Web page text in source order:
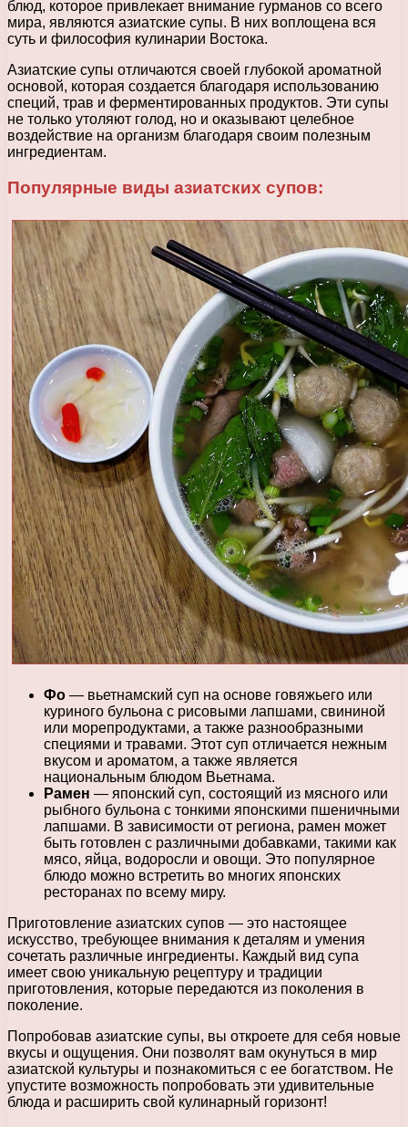
блюд, которое привлекает внимание гурманов со всего
мира, являются азиатские супы. В них воплощена вся
суть и философия кулинарии Востока.
Азиатские супы отличаются своей глубокой ароматной
основой, которая создается благодаря использованию
специй, трав и ферментированных продуктов. Эти супы
не только утоляют голод, но и оказывают целебное
воздействие на организм благодаря своим полезным
ингредиентам.
Популярные виды азиатских супов:
Фо — вьетнамский суп на основе говяжьего или
куриного бульона с рисовыми лапшами, свининой
или морепродуктами, а также разнообразными
специями и травами. Этот суп отличается нежным
вкусом и ароматом, а также является
национальным блюдом Вьетнама.
Рамен — японский суп, состоящий из мясного или
рыбного бульона с тонкими японскими пшеничными
лапшами. В зависимости от региона, рамен может
быть готовлен с различными добавками, такими как
мясо, яйца, водоросли и овощи. Это популярное
блюдо можно встретить во многих японских
ресторанах по всему миру.
Приготовление азиатских супов — это настоящее
искусство, требующее внимания к деталям и умения
сочетать различные ингредиенты. Каждый вид супа
имеет свою уникальную рецептуру и традиции
приготовления, которые передаются из поколения в
поколение.
Попробовав азиатские супы, вы откроете для себя новые
вкусы и ощущения. Они позволят вам окунуться в мир
азиатской культуры и познакомиться с ее богатством. Не
упустите возможность попробовать эти удивительные
блюда и расширить свой кулинарный горизонт!